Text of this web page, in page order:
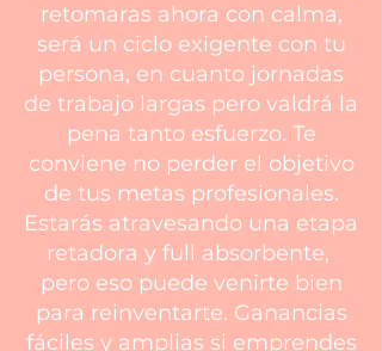
retomaras ahora con calma,
será un ciclo exigente con tu
persona, en cuanto jornadas
de trabajo largas pero valdrá la
pena tanto esfuerzo. Te
conviene no perder el objetivo
de tus metas profesionales.
Estarás atravesando una etapa
retadora y full absorbente,
pero eso puede venirte bien
para reinventarte. Ganancias
fáciles y amplias si emprendes